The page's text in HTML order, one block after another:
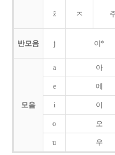
ž ㅈ
반모음 j 이*
모음
a 아
e 에
i 이
o 오
u 우